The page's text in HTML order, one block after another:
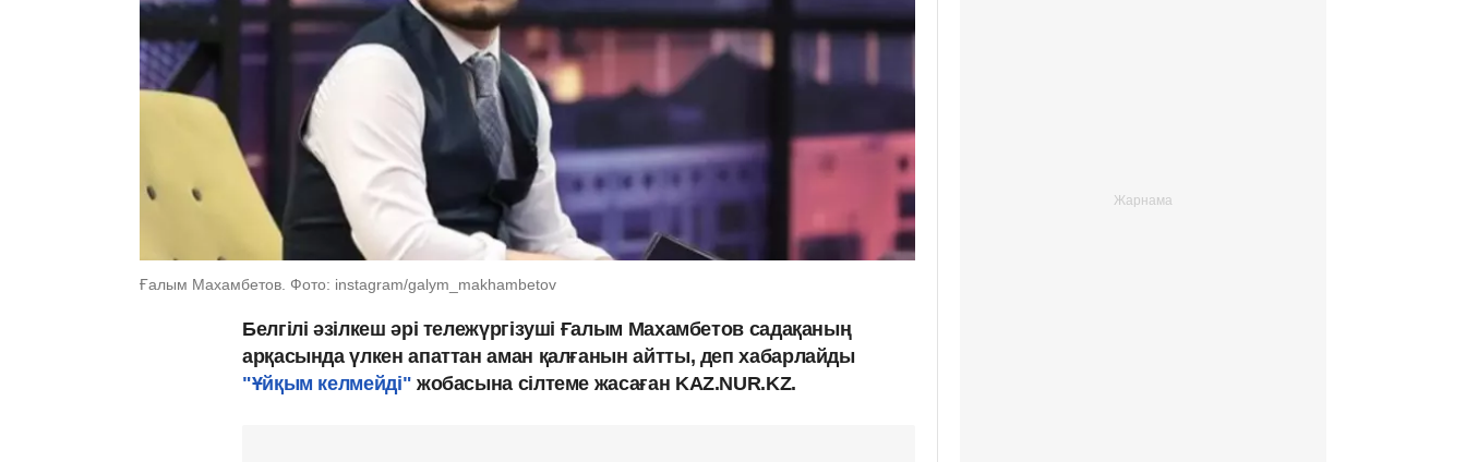
Ғалым Махамбетов. Фото: instagram/galym_makhambetov
Белгілі әзілкеш әрі тележүргізуші Ғалым Махамбетов садақаның
арқасында үлкен апаттан аман қалғанын айтты, деп хабарлайды
"Ұйқым келмейді" жобасына сілтеме жасаған KAZ.NUR.KZ.